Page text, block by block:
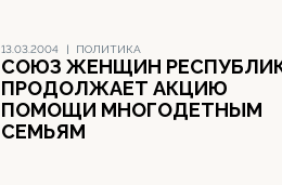
13.03.2004 | ПОЛИТИКА
СОЮЗ ЖЕНЩИН
ПРОДОЛЖАЕТ АКЦИЮ
ПОМОЩИ МНОГОДЕТНЫМ
СЕМЬЯМ